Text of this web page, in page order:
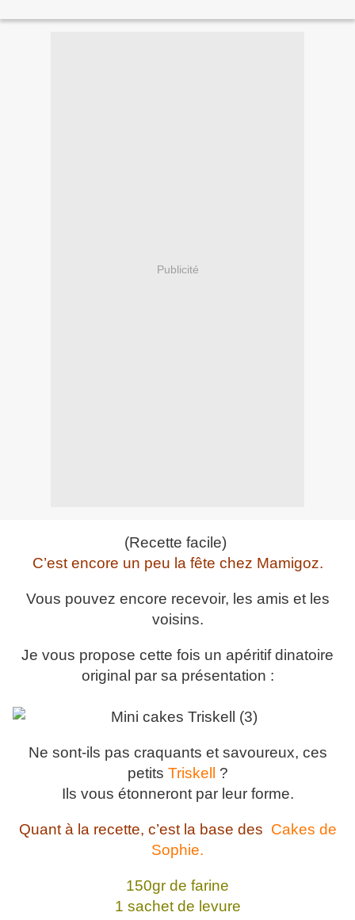
Publicité
(Recette facile)
C’est encore un peu la fête chez Mamigoz.
Vous pouvez encore recevoir, les amis et les
voisins.
Je vous propose cette fois un apéritif dinatoire
original par sa présentation :
Ne sont-ils pas craquants et savoureux, ces
petits Triskell
?
Ils vous étonneront par leur forme.
Quant à la recette, c’est la base des Cakes de
Sophie.
150gr de farine
1 sachet de levure